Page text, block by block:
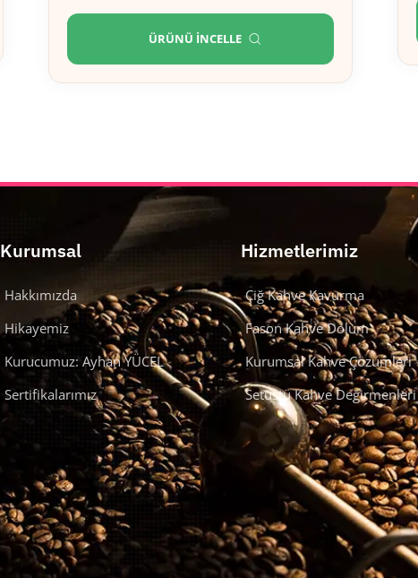
ÜRÜNÜ İNCELLE
Kurumsal
Hakkımızda
Hikayemiz
Kurucumuz: Ayhan YÜCEL
Sertifikalarımız
Hizmetlerimiz
Çiğ Kahve Kavurma
Fason Kahve Dolum
Kurumsal Kahve Çözümleri
Setüstü Kahve Değirmenleri